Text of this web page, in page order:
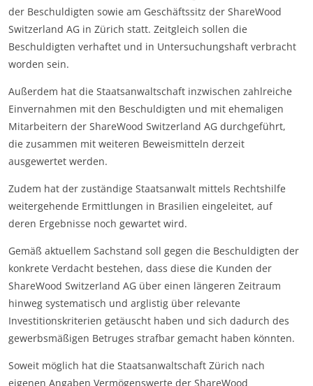
der Beschuldigten sowie am Geschäftssitz der ShareWood
Switzerland AG in Zürich statt. Zeitgleich sollen die
Beschuldigten verhaftet und in Untersuchungshaft verbracht
worden sein.
Außerdem hat die Staatsanwaltschaft inzwischen zahlreiche
Einvernahmen mit den Beschuldigten und mit ehemaligen
Mitarbeitern der ShareWood Switzerland AG durchgeführt,
die zusammen mit weiteren Beweismitteln derzeit
ausgewertet werden.
Zudem hat der zuständige Staatsanwalt mittels Rechtshilfe
weitergehende Ermittlungen in Brasilien eingeleitet, auf
deren Ergebnisse noch gewartet wird.
Gemäß aktuellem Sachstand soll gegen die Beschuldigten der
konkrete Verdacht bestehen, dass diese die Kunden der
ShareWood Switzerland AG über einen längeren Zeitraum
hinweg systematisch und arglistig über relevante
Investitionskriterien getäuscht haben und sich dadurch des
gewerbsmäßigen Betruges strafbar gemacht haben könnten.
Soweit möglich hat die Staatsanwaltschaft Zürich nach
eigenen Angaben Vermögenswerte der ShareWood